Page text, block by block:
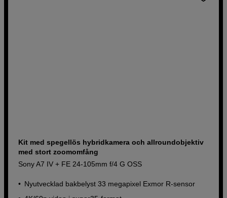
Kit med spegellös hybridkamera och allroundobjektiv
med stort zoomomfång
Sony A7 IV + FE 24-105mm f/4 G OSS
Nyutvecklad bakbelyst 33 megapixel Exmor R-sensor